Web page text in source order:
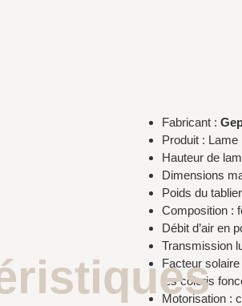
Fabricant :
Produit :
Hauteur de
Dimensions
Poids du
Composition :
Débit d’air en
Transmission
Facteur
les coloris
Motorisation :